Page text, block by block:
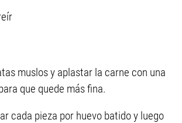
muslos y aplastar la carne con una
que quede más fina.
cada pieza por huevo batido y luego